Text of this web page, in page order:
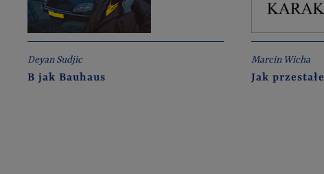
Deyan Sudjic
B jak Bauhaus
Marcin Wicha
Jak